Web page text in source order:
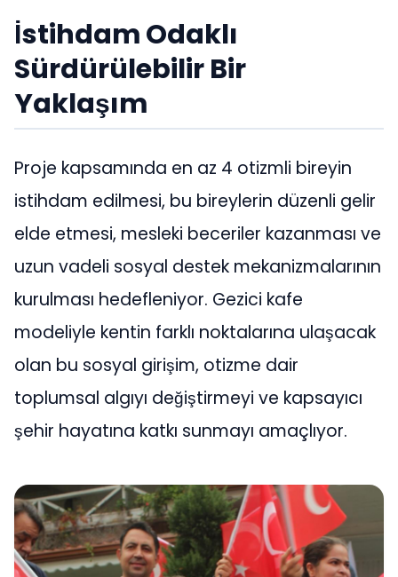
İstihdam Odaklı
Sürdürülebilir Bir
Yaklaşım
Proje kapsamında en az 4 otizmli bireyin
istihdam edilmesi, bu bireylerin düzenli gelir
elde etmesi, mesleki beceriler kazanması ve
uzun vadeli sosyal destek mekanizmalarının
kurulması hedefleniyor. Gezici kafe
modeliyle kentin farklı noktalarına ulaşacak
olan bu sosyal girişim, otizme dair
toplumsal algıyı değiştirmeyi ve kapsayıcı
şehir hayatına katkı sunmayı amaçlıyor.